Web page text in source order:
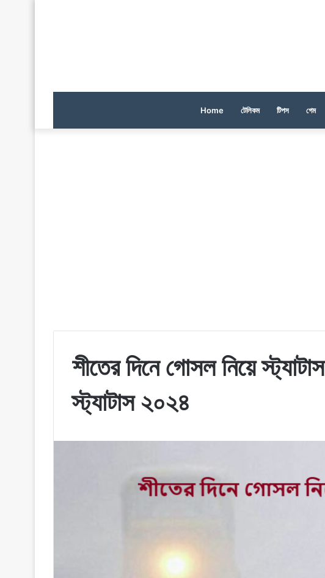
Home টেলিকম টিপস গেম
শীতের দিনে গোসল নিয়ে
স্ট্যাটাস ২০২৪